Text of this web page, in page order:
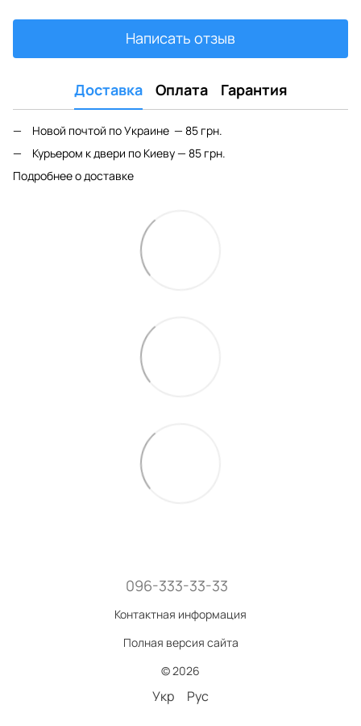
Написать отзыв
Доставка Оплата Гарантия
Новой почтой по Украине — 85 грн.
Курьером к двери по Киеву — 85 грн.
Подробнее о доставке
096-333-33-33
Контактная информация
Полная версия сайта
© 2026
Укр Рус